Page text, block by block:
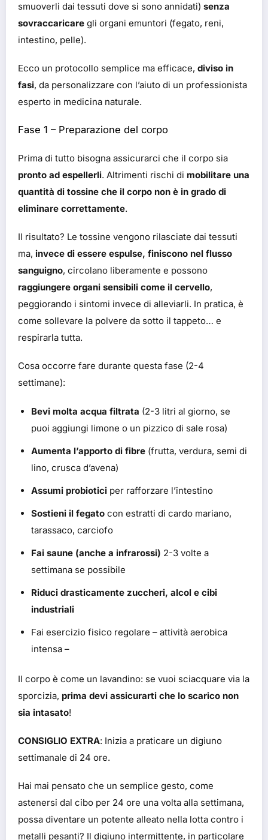
smuoverli dai tessuti dove si sono annidati) senza
sovraccaricare gli organi emuntori (fegato, reni,
intestino, pelle).
Ecco un protocollo semplice ma efficace, diviso in
fasi, da personalizzare con l’aiuto di un professionista
esperto in medicina naturale.
Fase 1 – Preparazione del corpo
Prima di tutto bisogna assicurarci che il corpo sia
pronto ad espellerli. Altrimenti rischi di mobilitare una
quantità di tossine che il corpo non è in grado di
eliminare correttamente.
Il risultato? Le tossine vengono rilasciate dai tessuti
ma, invece di essere espulse, finiscono nel flusso
sanguigno, circolano liberamente e possono
raggiungere organi sensibili come il cervello,
peggiorando i sintomi invece di alleviarli. In pratica, è
come sollevare la polvere da sotto il tappeto… e
respirarla tutta.
Cosa occorre fare durante questa fase (2-4
settimane):
Bevi molta acqua filtrata (2-3 litri al giorno, se
puoi aggiungi limone o un pizzico di sale rosa)
Aumenta l’apporto di fibre (frutta, verdura, semi di
lino, crusca d’avena)
Assumi probiotici per rafforzare l’intestino
Sostieni il fegato con estratti di cardo mariano,
tarassaco, carciofo
Fai saune (anche a infrarossi) 2-3 volte a
settimana se possibile
Riduci drasticamente zuccheri, alcol e cibi
industriali
Fai esercizio fisico regolare – attività aerobica
intensa –
Il corpo è come un lavandino: se vuoi sciacquare via la
sporcizia, prima devi assicurarti che lo scarico non
sia intasato!
CONSIGLIO EXTRA: Inizia a praticare un digiuno
settimanale di 24 ore.
Hai mai pensato che un semplice gesto, come
astenersi dal cibo per 24 ore una volta alla settimana,
possa diventare un potente alleato nella lotta contro i
metalli pesanti? Il digiuno intermittente, in particolare